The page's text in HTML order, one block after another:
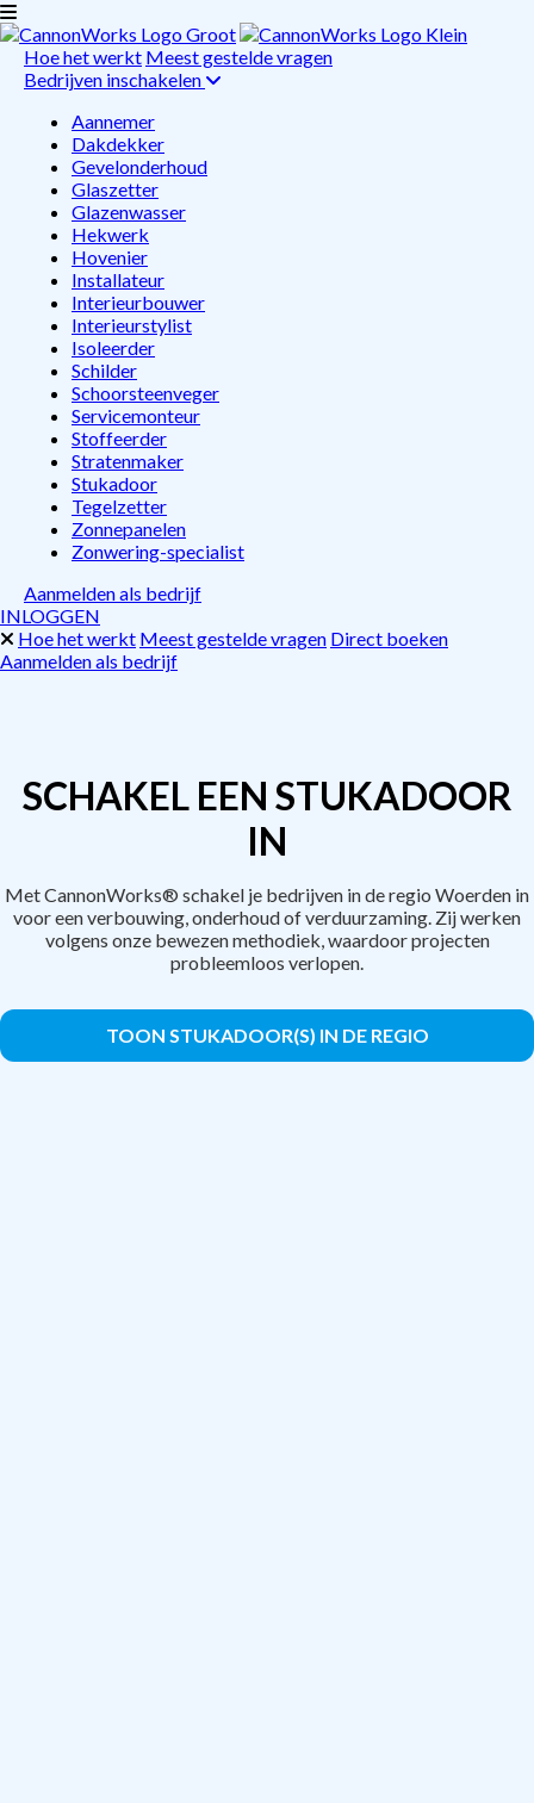
Hoe het werkt Meest gestelde vragen
Bedrijven inschakelen
Aannemer
Dakdekker
Gevelonderhoud
Glaszetter
Glazenwasser
Hekwerk
Hovenier
Installateur
Interieurbouwer
Interieurstylist
Isoleerder
Schilder
Schoorsteenveger
Servicemonteur
Stoffeerder
Stratenmaker
Stukadoor
Tegelzetter
Zonnepanelen
Zonwering-specialist
Aanmelden als bedrijf
INLOGGEN
Hoe het werkt Meest gestelde vragen Direct boeken
Aanmelden als bedrijf
SCHAKEL EEN STUKADOOR
IN
Met CannonWorks® schakel je bedrijven in de regio Woerden in
voor een verbouwing, onderhoud of verduurzaming. Zij werken
volgens onze bewezen methodiek, waardoor projecten
probleemloos verlopen.
TOON STUKADOOR(S) IN DE REGIO